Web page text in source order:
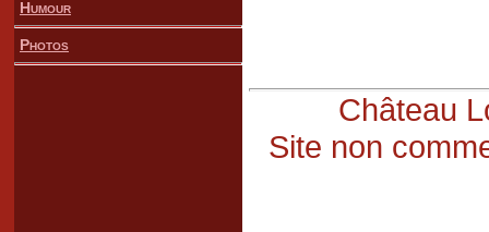
Humour
Photos
Château
Site non